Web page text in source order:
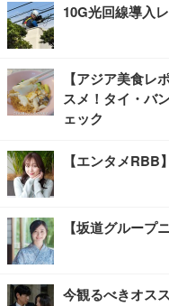
10G光回線導入
【アジア美食レ
スメ！タイ・バ
ェック
【エンタメ
【坂道グループ
今観るべきオス